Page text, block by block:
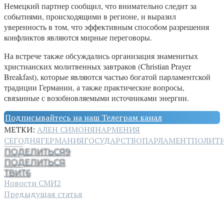
Немецкий партнер сообщил, что внимательно следит за
событиями, происходящими в регионе, и выразил
уверенность в том, что эффективным способом разрешения
конфликтов являются мирные переговоры.
На встрече также обсуждались организация знаменитых
христианских молитвенных завтраков (Christian Prayer
Breakfast), которые являются частью богатой парламентской
традиции Германии, а также практические вопросы,
связанные с возобновляемыми источниками энергии.
Подписывайтесь на наш Телеграм канал
МЕТКИ: АЛЕН СИМОНЯНАРМЕНИЯ
СЕГОДНЯГЕРМАНИЯГОСУДАРСТВОПАРЛАМЕНТ
ПОДЕЛИТЬСЯ9
ПОДЕЛИТЬСЯ
ТВИТ6
Новости СМИ2
Предыдущая статья